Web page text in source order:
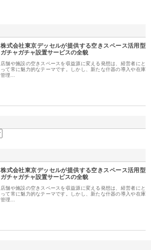
株式会社東京デッセルが提供する空きスペース活用型
ガチャガチャ設置サービスの全貌
店舗や施設の空きスペースを収益源に変える発想は、経営者にと
って常に魅力的なテーマです。しかし、新たな什器の導入や在庫
管理…
株式会社東京デッセルが提供する空きスペース活用型
ガチャガチャ設置サービスの全貌
店舗や施設の空きスペースを収益源に変える発想は、経営者にと
って常に魅力的なテーマです。しかし、新たな什器の導入や在庫
管理…